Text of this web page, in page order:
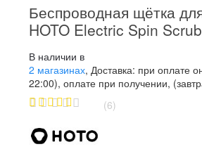
Беспроводная щётка
HOTO Electric Spin
В наличии в
2 магазинах, Доставка: при оплате
22:00), оплате при получении,
5
(6)